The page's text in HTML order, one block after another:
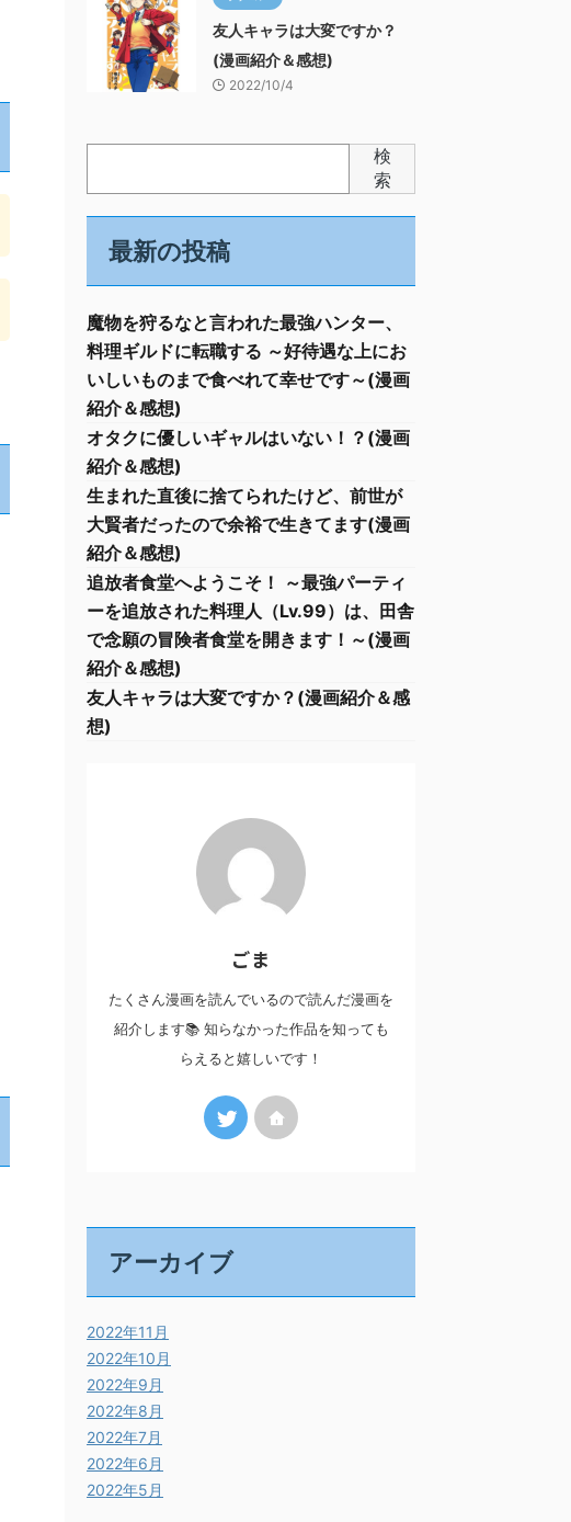
友人キャラは大変ですか？
(漫画紹介＆感想)
2022/10/4
検
索
最新の投稿
魔物を狩るなと言われた最強ハンター、
料理ギルドに転職する ～好待遇な上にお
いしいものまで食べれて幸せです～(漫画
紹介＆感想)
オタクに優しいギャルはいない！？(漫画
紹介＆感想)
生まれた直後に捨てられたけど、前世が
大賢者だったので余裕で生きてます(漫画
紹介＆感想)
追放者食堂へようこそ！ ～最強パーティ
ーを追放された料理人（Lv.99）は、田舎
で念願の冒険者食堂を開きます！～(漫画
紹介＆感想)
友人キャラは大変ですか？(漫画紹介＆感
想)
ごま
たくさん漫画を読んでいるので読んだ漫画を
紹介します📚 知らなかった作品を知っても
らえると嬉しいです！
アーカイブ
2022年11月
2022年10月
2022年9月
2022年8月
2022年7月
2022年6月
2022年5月